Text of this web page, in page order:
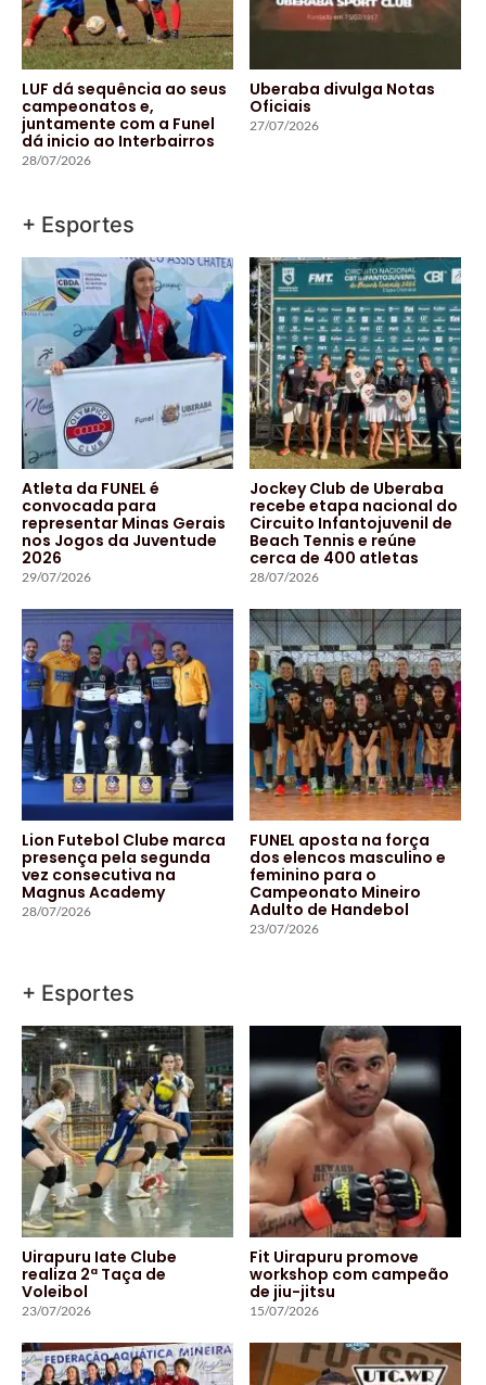
LUF dá sequência ao seus
campeonatos e,
juntamente com a Funel
dá inicio ao Interbairros
28/07/2026
Uberaba divulga Notas
Oficiais
27/07/2026
+ Esportes
Atleta da FUNEL é
convocada para
representar Minas Gerais
nos Jogos da Juventude
2026
29/07/2026
Jockey Club de Uberaba
recebe etapa nacional do
Circuito Infantojuvenil de
Beach Tennis e reúne
cerca de 400 atletas
28/07/2026
Lion Futebol Clube marca
presença pela segunda
vez consecutiva na
Magnus Academy
28/07/2026
FUNEL aposta na força
dos elencos masculino e
feminino para o
Campeonato Mineiro
Adulto de Handebol
23/07/2026
+ Esportes
Uirapuru Iate Clube
realiza 2ª Taça de
Voleibol
23/07/2026
Fit Uirapuru promove
workshop com campeão
de jiu-jitsu
15/07/2026